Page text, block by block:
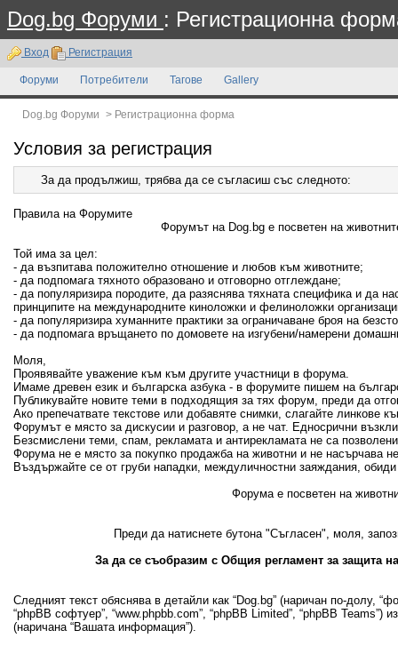
Dog.bg Форуми : Регистрационна
Вход Регистрация
Форуми Потребители Тагове Gallery
Dog.bg Форуми > Регистрационна форма
Условия за регистрация
За да продължиш, трябва да се съгласиш със следното:
Правила на Форумите
Форумът на Dog.bg е посветен на
Той има за цел:
- да възпитава положително отношение и любов към животните;
- да подпомага тяхното образовано и отговорно отглеждане;
- да популяризира породите, да разяснява тяхната специфика и да
принципите на международните киноложки и фелиноложки
- да популяризира хуманните практики за ограничаване броя на
- да подпомага връщането по домовете на изгубени/намерени
Моля,
Проявявайте уважение към към другите участници в форума.
Имаме древен език и българска азбука - в форумите пишем на
Публикувайте новите теми в подходящия за тях форум, преди да
Ако препечатвате текстове или добавяте снимки, слагайте линкове
Форумът е място за дискусии и разговор, а не чат. Едносрични
Безсмислени теми, спам, рекламата и антирекламата не са
Форума не е място за покупко продажба на животни и не насърчава
Въздържайте се от груби нападки, междуличностни заяждания,
Форума е посветен на
Преди да натиснете бутона "Съгласен", моля,
За да се съобразим с Общия регламент за защита
Следният текст обяснява в детайли как “Dog.bg” (наричан по-долу,
“phpBB софтуер”, “www.phpbb.com”, “phpBB Limited”, “phpBB
(наричана “Вашата информация”).